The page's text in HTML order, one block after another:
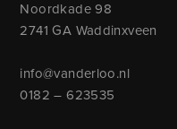
Noordkade 98
2741 GA Waddinxveen
info@vanderloo.nl
0182 – 623535